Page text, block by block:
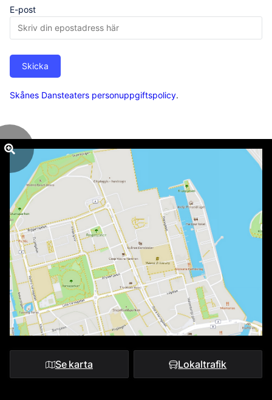
E-post
Skicka
Skånes Dansteaters personuppgiftspolicy.
Se karta Lokaltrafik